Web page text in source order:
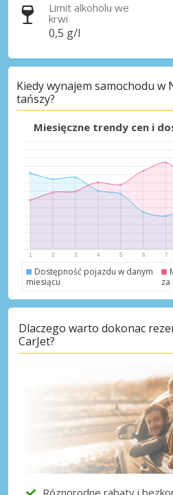
Limit alkoholu we
krwi
0,5 g/l
Kiedy wynajem samochodu w
tańszy?
Miesięczne trendy cen i
Dostępność pojazdu w danym
miesiącu
za
Dlaczego warto dokonac
CarJet?
Róznorodne rabaty i
Najlepsze
Uzyskaj dostęp do
Zaloguj się